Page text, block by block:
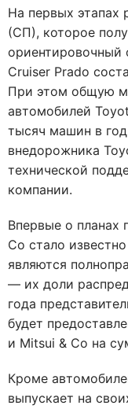
На первых этапах
(СП), которое
ориентировочный
Cruiser Prado
При этом общую
автомобилей
тысяч машин в
внедорожника
технической
компании.
Впервые о планах
Co стало
являются
— их доли
года
будет
и Mitsui & Co на
Кроме
выпускает на